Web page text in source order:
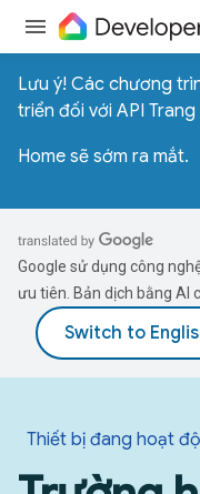
Lưu ý! Các chương
triển đối với API
Home sẽ sớm ra mắt.
Google sử dụng công
ưu tiên. Bản dịch bằng AI
Thiết bị đang hoạt